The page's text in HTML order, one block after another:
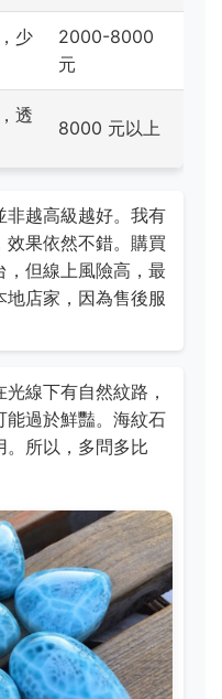
少
2000-8000
元
透
8000 元以上
非越高級越好。我有
果依然不錯。購買
，但線上風險高，最
店家，因為售後服
線下有自然紋路，
能過於鮮豔。海紋石
。所以，多問多比